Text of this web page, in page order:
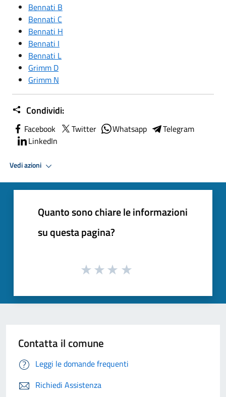
Bennati B
Bennati C
Bennati H
Bennati I
Bennati L
Grimm D
Grimm N
Condividi:
Facebook Twitter Whatsapp
Telegram
LinkedIn
Vedi azioni
Quanto sono chiare le informazioni
su questa pagina?
Contatta il comune
Leggi le domande frequenti
Richiedi Assistenza